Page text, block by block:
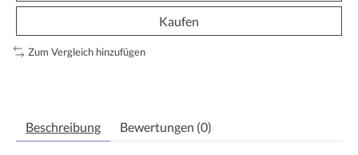
Kaufen
Zum Vergleich hinzufügen
Beschreibung Bewertungen (0)